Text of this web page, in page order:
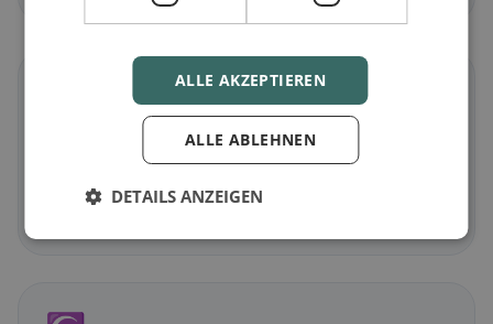
in Bischoffen
ALLE AKZEPTIEREN
ALLE ABLEHNEN
DETAILS ANZEIGEN